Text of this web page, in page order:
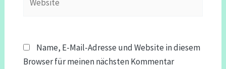
Name, E-Mail-Adresse und Website in diesem
Browser für meinen nächsten Kommentar